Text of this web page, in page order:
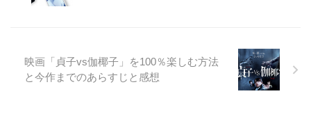
映画「貞子vs伽椰子」を100％楽しむ方法
と今作までのあらすじと感想